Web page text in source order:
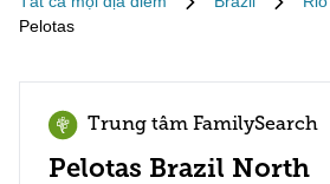
Pelotas
Trung tâm FamilySearch
Pelotas Brazil North